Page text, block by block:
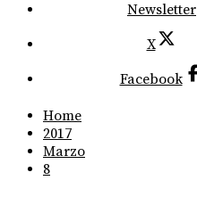
Newsletter
X
Facebook
Home
2017
Marzo
8